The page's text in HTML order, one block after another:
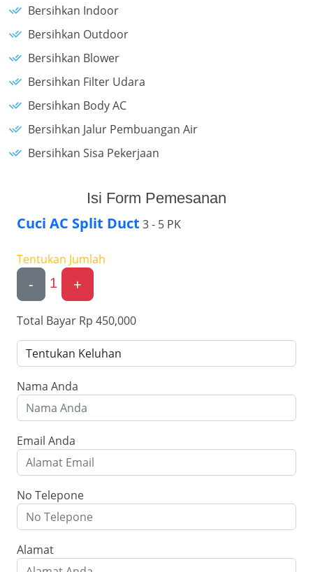
Bersihkan Indoor
Bersihkan Outdoor
Bersihkan Blower
Bersihkan Filter Udara
Bersihkan Body AC
Bersihkan Jalur Pembuangan Air
Bersihkan Sisa Pekerjaan
Isi Form Pemesanan
Cuci AC Split Duct 3 - 5 PK
Tentukan Jumlah
-
1 +
Total Bayar Rp 450,000
Nama Anda
Email Anda
No Telepone
Alamat